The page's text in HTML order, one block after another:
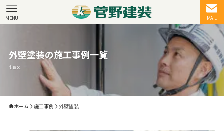
MAIL
MENU
外壁塗装の施工事例一覧
tax
ホーム 施工事例 外壁塗装